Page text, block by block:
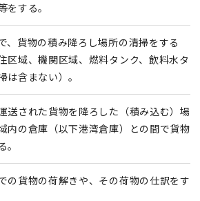
をする。
、貨物の積み降ろし場所の清掃をする
区域、機関区域、燃料タンク、飲料水タ
は含まない）。
送された貨物を降ろした（積み込む）場
内の倉庫（以下港湾倉庫）との間で貨物
の貨物の荷解きや、その荷物の仕訳をす